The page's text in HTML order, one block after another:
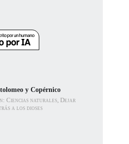
y Copérnico
Ciencias naturales, Dejar
a los dioses